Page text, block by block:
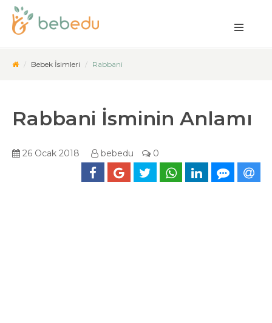
Bebek İsimleri Rabbani
Rabbani İsminin Anlamı
26 Ocak 2018 bebedu 0